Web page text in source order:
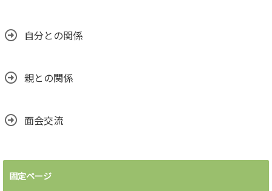
自分との関係
親との関係
面会交流
固定ページ